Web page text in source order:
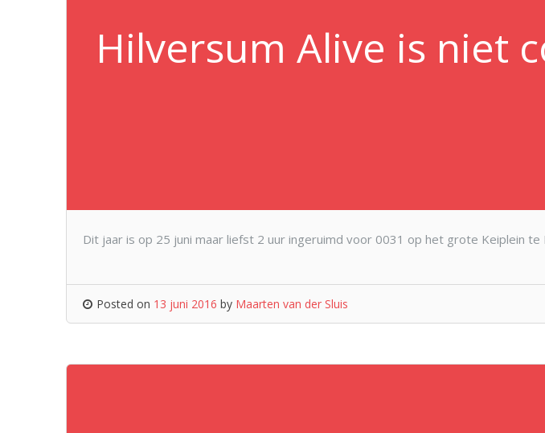
Hilversum Alive is niet
Dit jaar is op 25 juni maar liefst 2 uur ingeruimd voor 0031 op het grote Keiplein
Posted on 13 juni 2016 by Maarten van der Sluis